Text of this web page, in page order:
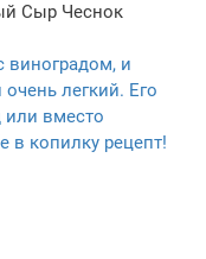
Сыр Чеснок
виноградом, и
легкий. Его
или вместо
в копилку рецепт!